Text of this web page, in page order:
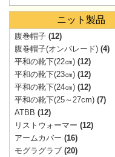
ニット製品
腹巻帽子 (12)
腹巻帽子(オンパレード) (4)
平和の靴下(22㎝) (12)
平和の靴下(23㎝) (12)
平和の靴下(24㎝) (12)
平和の靴下(25～27cm) (7)
ATBB (12)
リストウォーマー (12)
アームカバー (16)
モグラグラブ (20)